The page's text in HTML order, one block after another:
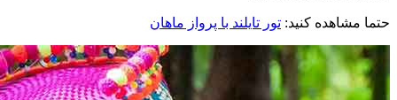
حتما مشاهده کنید: تور تایلند با پرواز ماهان